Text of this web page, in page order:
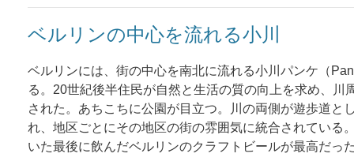
ベルリンの中心を流れる小川
ベルリンには、街の中心を南北に流れる小川パンケ（
る。20世紀後半住民が自然と生活の質の向上を求め、川
された。あちこちに公園が目立つ。川の両側が遊歩道と
れ、地区ごとにその地区の街の雰囲気に統合されている
いた最後に飲んだベルリンのクラフトビールが最高だっ